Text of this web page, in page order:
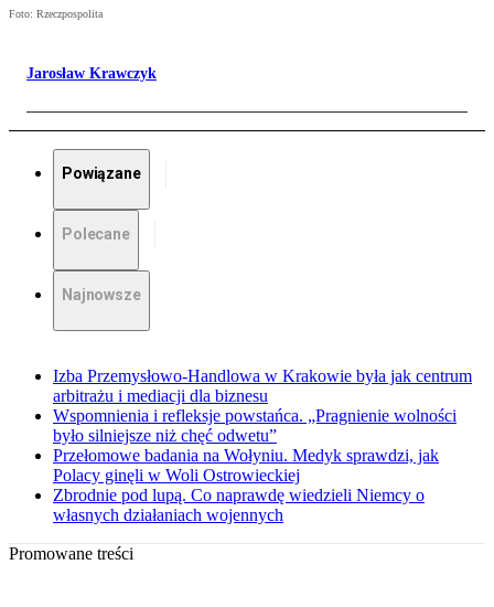
Foto: Rzeczpospolita
Jarosław Krawczyk
Powiązane
Polecane
Najnowsze
Izba Przemysłowo-Handlowa w Krakowie była jak centrum
arbitrażu i mediacji dla biznesu
Wspomnienia i refleksje powstańca. „Pragnienie wolności
było silniejsze niż chęć odwetu”
Przełomowe badania na Wołyniu. Medyk sprawdzi, jak
Polacy ginęli w Woli Ostrowieckiej
Zbrodnie pod lupą. Co naprawdę wiedzieli Niemcy o
własnych działaniach wojennych
Promowane treści